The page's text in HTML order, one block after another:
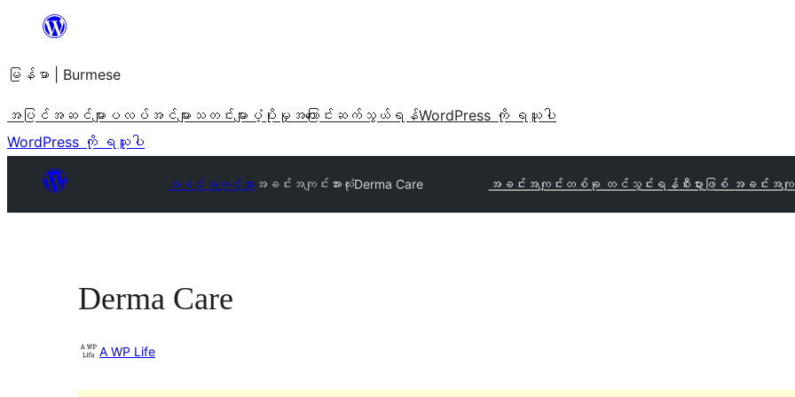
အကြောင်းအရာ
ကျော်သွား
ရန်
မြန်မာ | Burmese
အပြင်အဆင်များ ပလပ်အင်များ သတင်းများ ပံ့ပိုးမှု အကြောင်း ဆက်သွယ်ရန်WordPress ကို ရယူပါ
WordPress ကို ရယူပါ
အခင်းအကျင်းများ အခင်းအကျင်းအားလုံးDerma Care အခင်းအကျင်းတစ်ခု တင်သွင်းရန်စီးပွားဖြစ် အခင်းအက
Derma Care
A WP Life